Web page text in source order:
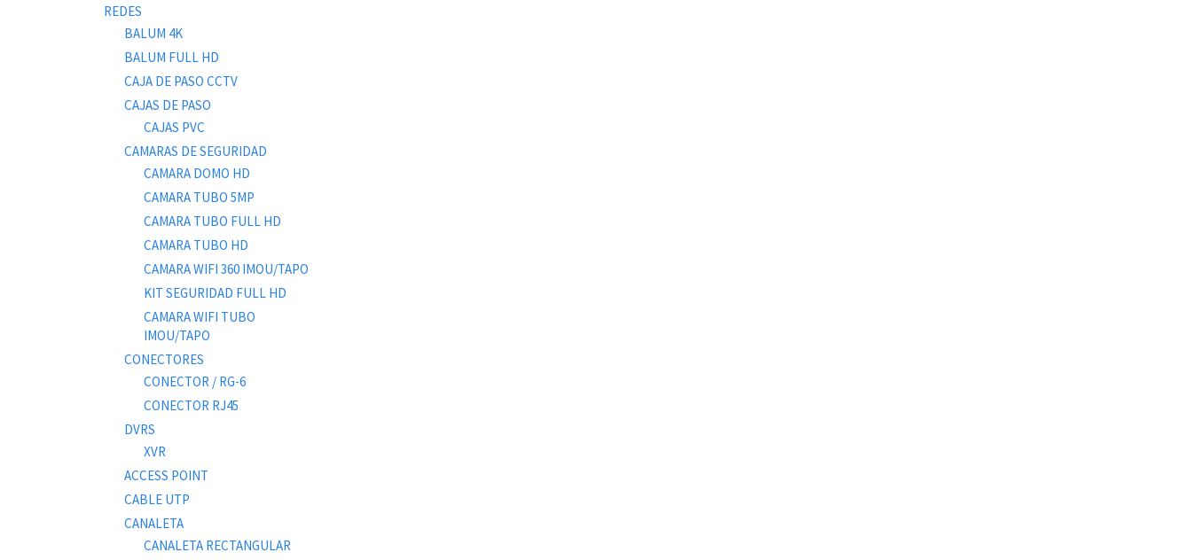
REDES
BALUM 4K
BALUM FULL HD
CAJA DE PASO CCTV
CAJAS DE PASO
CAJAS PVC
CAMARAS DE SEGURIDAD
CAMARA DOMO HD
CAMARA TUBO 5MP
CAMARA TUBO FULL HD
CAMARA TUBO HD
CAMARA WIFI 360 IMOU/TAPO
KIT SEGURIDAD FULL HD
CAMARA WIFI TUBO
IMOU/TAPO
CONECTORES
CONECTOR / RG-6
CONECTOR RJ45
DVRS
XVR
ACCESS POINT
CABLE UTP
CANALETA
CANALETA RECTANGULAR